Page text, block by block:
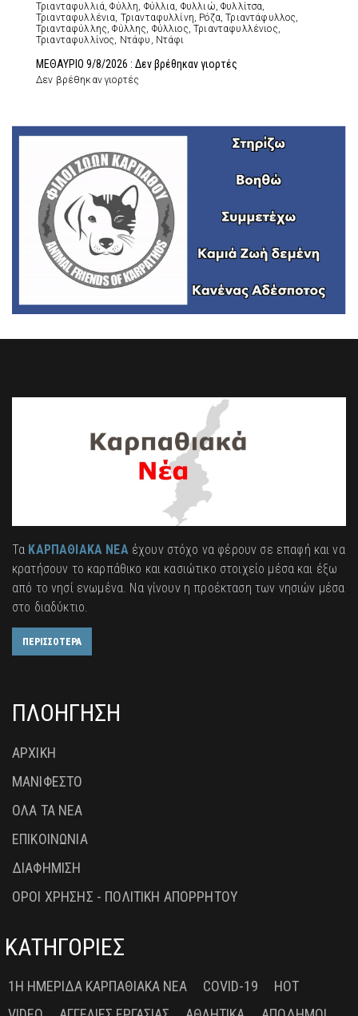
Τριανταφυλλιά, Φύλλη, Φύλλια, Φυλλιώ, Φυλλίτσα,
Τριανταφυλλένια, Τριανταφυλλίνη, Ρόζα, Τριαντάφυλλος,
Τριανταφύλλης, Φύλλης, Φύλλιος, Τριανταφυλλένιος,
Τριανταφυλλίνος, Ντάφυ, Ντάφι
ΜΕΘΑΥΡΙΟ 9/8/2026 : Δεν βρέθηκαν γιορτές
Δεν βρέθηκαν γιορτές
Τα ΚΑΡΠΑΘΙΑΚΑ ΝΕΑέχουν στόχο να φέρουν σε επαφή και να
κρατήσουν το καρπάθικο και κασιώτικο στοιχείο μέσα και έξω
από το νησί ενωμένα. Να γίνουν η προέκταση των νησιών μέσα
στο διαδύκτιο.
ΠΕΡΙΣΣΟΤΕΡΑ
ΠΛΟΗΓΗΣΗ
ΑΡΧΙΚΗ
ΜΑΝΙΦΕΣΤΟ
ΟΛΑ ΤΑ ΝΕΑ
ΕΠΙΚΟΙΝΩΝΙΑ
ΔΙΑΦΗΜΙΣΗ
ΟΡΟΙ ΧΡΗΣΗΣ - ΠΟΛΙΤΙΚΗ ΑΠΟΡΡΗΤΟΥ
ΚΑΤΗΓΟΡΙΕΣ
1Η ΗΜΕΡΊΔΑ ΚΑΡΠΑΘΙΑΚΆ ΝΈΑ COVID-19
HOT